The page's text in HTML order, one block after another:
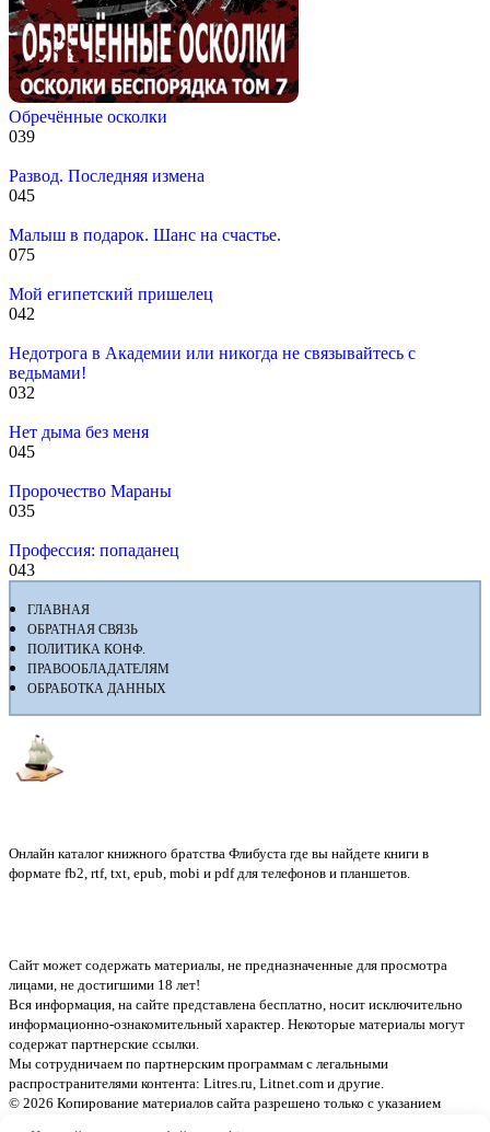
Обречённые осколки
039
Развод. Последняя измена
045
Малыш в подарок. Шанс на счастье.
075
Мой египетский пришелец
042
Недотрога в Академии или никогда не связывайтесь с
ведьмами!
032
Нет дыма без меня
045
Пророчество Мараны
035
Профессия: попаданец
043
ГЛАВНАЯ
ОБРАТНАЯ СВЯЗЬ
ПОЛИТИКА КОНФ.
ПРАВООБЛАДАТЕЛЯМ
ОБРАБОТКА ДАННЫХ
Онлайн каталог книжного братства Флибуста где вы найдете книги в
формате fb2, rtf, txt, epub, mobi и pdf для телефонов и планшетов.
Сайт может содержать материалы, не предназначенные для просмотра
лицами, не достигшими 18 лет!
Вся информация, на сайте представлена бесплатно, носит исключительно
информационно-ознакомительный характер. Некоторые материалы могут
содержат партнерские ссылки.
Мы сотрудничаем по партнерским программам с легальными
распространителями контента: Litres.ru, Litnet.com и другие.
© 2026 Копирование материалов сайта разрешено только с указанием